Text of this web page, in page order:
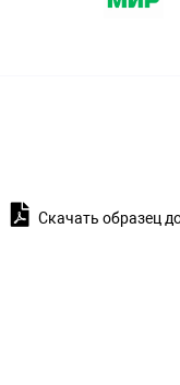
Скачать образец